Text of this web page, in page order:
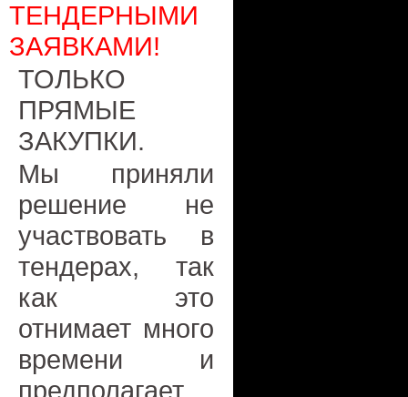
ТЕНДЕРНЫМИ
ЗАЯВКАМИ!
ТОЛЬКО
ПРЯМЫЕ
ЗАКУПКИ.
Мы приняли
решение не
участвовать в
тендерах, так
как это
отнимает много
времени и
предполагает